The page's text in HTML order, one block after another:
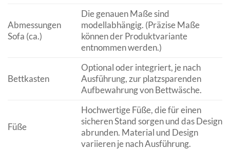
Abmessungen
Sofa (ca.)
Die genauen Maße sind
modellabhängig. (Präzise Maße
können der Produktvariante
entnommen werden.)
Bettkasten
Optional oder integriert, je nach
Ausführung, zur platzsparenden
Aufbewahrung von Bettwäsche.
Füße
Hochwertige Füße, die für einen
sicheren Stand sorgen und das Design
abrunden. Material und Design
variieren je nach Ausführung.